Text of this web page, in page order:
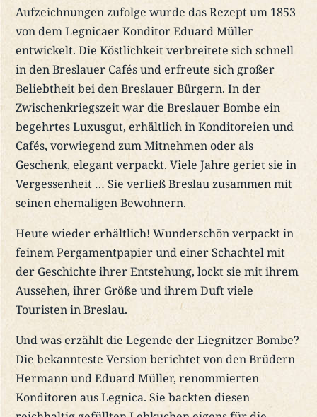
Aufzeichnungen zufolge wurde das Rezept um 1853
von dem Legnicaer Konditor Eduard Müller
entwickelt. Die Köstlichkeit verbreitete sich schnell
in den Breslauer Cafés und erfreute sich großer
Beliebtheit bei den Breslauer Bürgern. In der
Zwischenkriegszeit war die Breslauer Bombe ein
begehrtes Luxusgut, erhältlich in Konditoreien und
Cafés, vorwiegend zum Mitnehmen oder als
Geschenk, elegant verpackt. Viele Jahre geriet sie in
Vergessenheit … Sie verließ Breslau zusammen mit
seinen ehemaligen Bewohnern.
Heute wieder erhältlich! Wunderschön verpackt in
feinem Pergamentpapier und einer Schachtel mit
der Geschichte ihrer Entstehung, lockt sie mit ihrem
Aussehen, ihrer Größe und ihrem Duft viele
Touristen in Breslau.
Und was erzählt die Legende der Liegnitzer Bombe?
Die bekannteste Version berichtet von den Brüdern
Hermann und Eduard Müller, renommierten
Konditoren aus Legnica. Sie backten diesen